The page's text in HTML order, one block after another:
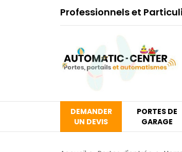
Professionnels et
DEMANDER
UN DEVIS
PORTES DE
GARAGE